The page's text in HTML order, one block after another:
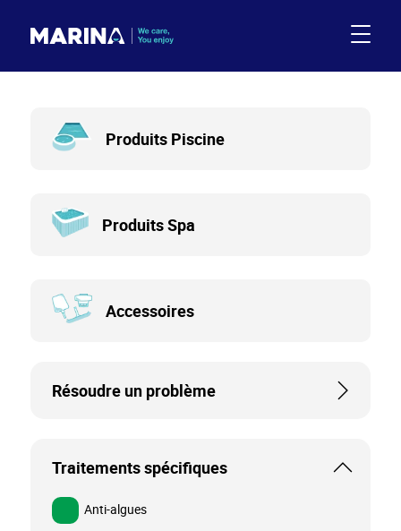
Produits Produits Piscine
Produits Spa
Accessoires
Résoudre un problème
Traitements spécifiques
Anti-algues